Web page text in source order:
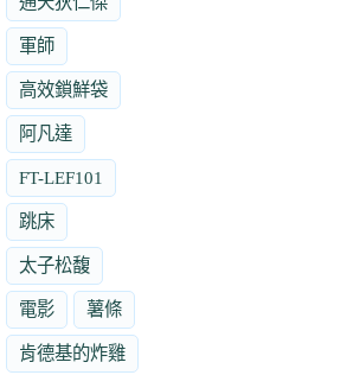
軍師
高效鎖鮮袋
阿凡達
FT-LEF101
跳床
太子松馥
電影 薯條
肯德基的炸雞